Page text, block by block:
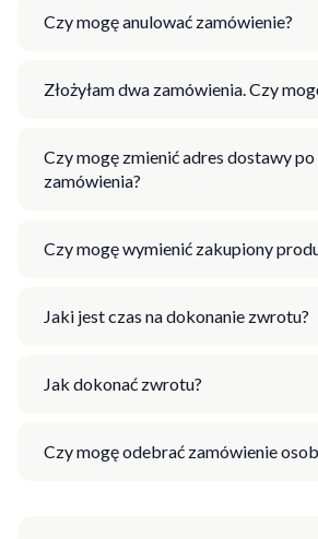
Czy mogę anulować zamówienie?
Złożyłam dwa zamówienia. Czy
Czy mogę zmienić adres dostawy po
zamówienia?
Czy mogę wymienić zakupiony
Jaki jest czas na dokonanie zwrotu?
Jak dokonać zwrotu?
Czy mogę odebrać zamówienie